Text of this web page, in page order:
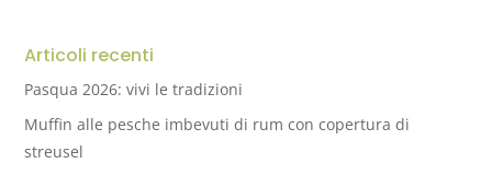
Articoli recenti
Pasqua 2026: vivi le tradizioni
Muffin alle pesche imbevuti di rum con copertura di
streusel